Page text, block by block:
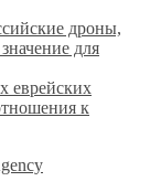
дроны,
для
еврейских
к